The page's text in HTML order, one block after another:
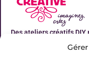
Des ateliers créatifs DIY